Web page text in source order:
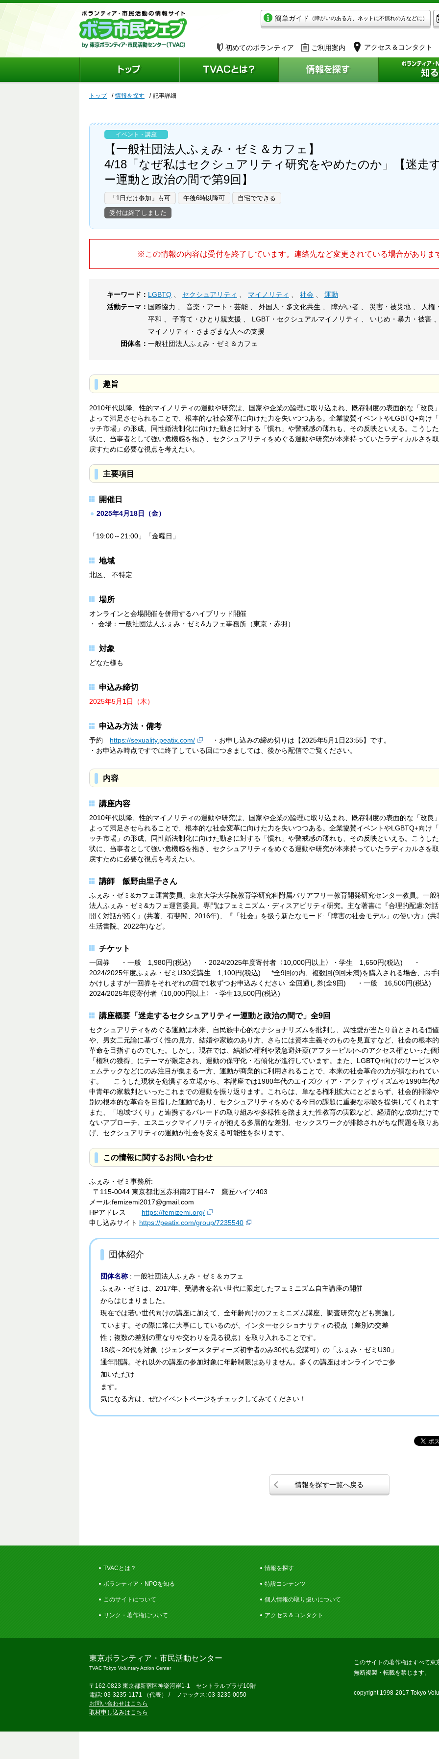
簡単ガイド （障がいのある方、ネットに不慣れの方などに）
初めてのボランティア ご利用案内 アクセス＆コンタクト
トップ 情報を探す 記事詳細
イベント・講座
【一般社団法人ふぇみ・ゼミ＆カフェ】
4/18「なぜ私はセクシュアリティ研究をやめたのか」【迷走
ー運動と政治の間で第9回】
「1日だけ参加」も可 午後6時以降可
自宅でできる
受付は終了しました
※この情報の内容は受付を終了しています。連絡先など変更されている場合がありま
キーワード： LGBTQ セクシュアリティ マイノリティ 社会
運動
活動テーマ： 国際協力 、 音楽・アート・芸能 、 外国人・多文化共生 、 障がい者 、 災害・被災地 、 人権
平和 、 子育て・ひとり親支援 、 LGBT・セクシュアルマイノリティ 、 いじめ・暴力・被害
マイノリティ・さまざまな人への支援
団体名： 一般社団法人ふぇみ・ゼミ＆カフェ
趣旨
2010年代以降、性的マイノリティの運動や研究は、国家や企業の論理に取り込まれ、既存制度の表面的な「改良
よって満足させられることで、根本的な社会変革に向けた力を失いつつある。企業協賛イベントやLGBTQ+向け
ッチ市場」の形成、同性婚法制化に向けた動きに対する「慣れ」や警戒感の薄れも、その反映といえる。こうし
状に、当事者として強い危機感を抱き、セクシュアリティをめぐる運動や研究が本来持っていたラディカルさを
戻すために必要な視点を考えたい。
主要項目
開催日
2025年4月18日（金）
「19:00～21:00」「金曜日」
地域
北区、 不特定
場所
オンラインと会場開催を併用するハイブリッド開催
・ 会場：一般社団法人ふぇみ・ゼミ&カフェ事務所（東京・赤羽）
対象
どなた様も
申込み締切
2025年5月1日（木）
申込み方法・備考
予約 https://sexuality.peatix.com/
・お申し込みの締め切りは【2025年5月1日23:55】です。
・お申込み時点ですでに終了している回につきましては、後から配信でご覧ください。
内容
講座内容
2010年代以降、性的マイノリティの運動や研究は、国家や企業の論理に取り込まれ、既存制度の表面的な「改良
よって満足させられることで、根本的な社会変革に向けた力を失いつつある。企業協賛イベントやLGBTQ+向け
ッチ市場」の形成、同性婚法制化に向けた動きに対する「慣れ」や警戒感の薄れも、その反映といえる。こうし
状に、当事者として強い危機感を抱き、セクシュアリティをめぐる運動や研究が本来持っていたラディカルさを
戻すために必要な視点を考えたい。
講師 飯野由里子さん
ふぇみ・ゼミ&カフェ運営委員、東京大学大学院教育学研究科附属バリアフリー教育開発研究センター教員。一般
法人ふぇみ・ゼミ&カフェ運営委員。専門はフェミニズム・ディスアビリティ研究。主な著書に『合理的配慮:対
開く対話が拓く』(共著、有斐閣、2016年)、『「社会」を扱う新たなモード:「障害の社会モデル」の使い方』(共
生活書院、2022年)など。
チケット
一回券 ・一般 1,980円(税込) ・2024/2025年度寄付者〈10,000円以上〉・学生 1,650円(税込) ・
2024/2025年度ふぇみ・ゼミU30受講生 1,100円(税込) *全9回の内、複数回(9回未満)を購入される場合、お手
かけしますが一回券をそれぞれの回で1枚ずつお申込みください 全回通し券(全9回) ・一般 16,500円(税込
2024/2025年度寄付者〈10,000円以上〉・学生13,500円(税込)
講座概要「迷走するセクシュアリティー運動と政治の間で」全9回
セクシュアリティをめぐる運動は本来、自民族中心的なナショナリズムを批判し、異性愛が当たり前とされる価
や、男女二元論に基づく性の見方、結婚や家族のあり方、さらには資本主義そのものを見直すなど、社会の根本
革命を目指すものでした。しかし、現在では、結婚の権利や緊急避妊薬(アフターピル)へのアクセス権といった個
「権利の獲得」にテーマが限定され、運動の保守化・右傾化が進行しています。また、LGBTQ+向けのサービス
ェムテックなどにのみ注目が集まる一方、運動が商業的に利用されることで、本来の社会革命の力が損なわれて
す。 こうした現状を危惧する立場から、本講座では1980年代のエイズ/クィア・アクティヴィズムや1990年代
中青年の家裁判といったこれまでの運動を振り返ります。これらは、単なる権利拡大にとどまらず、社会的排除
別の根本的な革命を目指した運動であり、セクシュアリティをめぐる今日の課題に重要な示唆を提供してくれま
また、「地域づくり」と連携するパレードの取り組みや多様性を踏まえた性教育の実践など、経済的な成功だけ
ないアプローチ、エスニックマイノリティが抱える多層的な差別、セックスワークが排除されがちな問題を取りあ
げ、セクシュアリティの運動が社会を変える可能性を探ります。
この情報に関するお問い合わせ
ふぇみ・ゼミ事務所:
〒115-0044 東京都北区赤羽南2丁目4-7 鷹匠ハイツ403
メール:femizemi2017@gmail.com
HPアドレス https://femizemi.org/
申し込みサイト https://peatix.com/group/7235540
団体紹介
団体名称 : 一般社団法人ふぇみ・ゼミ＆カフェ
ふぇみ・ゼミは、2017年、受講者を若い世代に限定したフェミニズム自主講座の開催
からはじまりました。
現在では若い世代向けの講座に加えて、全年齢向けのフェミニズム講座、調査研究なども実施し
ています。その際に常に大事にしているのが、インターセクショナリティの視点（差別の交差
性；複数の差別の重なりや交わりを見る視点）を取り入れることです。
18歳～20代を対象（ジェンダースタディーズ初学者のみ30代も受講可）の「ふぇみ・ゼミU30」
通年開講。それ以外の講座の参加対象に年齢制限はありません。多くの講座はオンラインでご参
加いただけ
ます。
気になる方は、ぜひイベントページをチェックしてみてください！
情報を探す一覧へ戻る
TVACとは？ 情報を探す
ボランティア・NPOを知る 特設コンテンツ
このサイトについて 個人情報の取り扱いについて
リンク・著作権について アクセス＆コンタクト
東京ボランティア・市民活動センター
TVAC Tokyo Voluntary Action Center
〒162-0823 東京都新宿区神楽河岸1-1 セントラルプラザ10階
電話: 03-3235-1171 （代表） / ファックス: 03-3235-0050
お問い合わせはこちら
取材申し込みはこちら
このサイトの著作権はすべて
無断複製・転載を禁じます。
copyright 1998-2017 Tokyo